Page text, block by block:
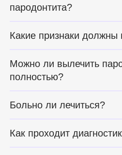
пародонтита?
Какие признаки должны
Можно ли вылечить
полностью?
Больно ли лечиться?
Как проходит